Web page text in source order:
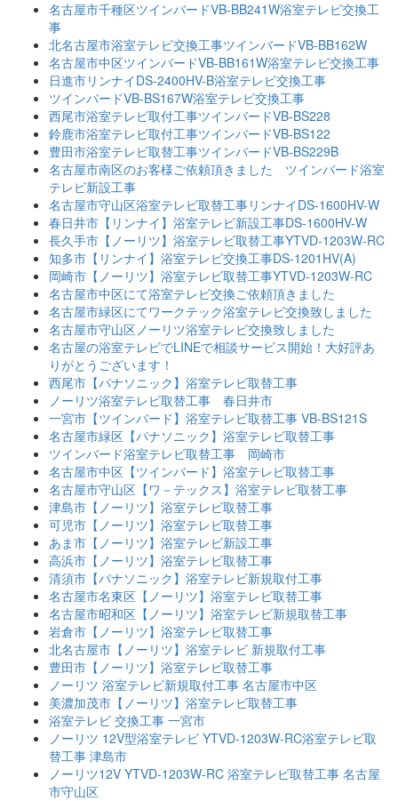
名古屋市千種区ツインバードVB-BB241W浴室テレビ交換工
事
北名古屋市浴室テレビ交換工事ツインバードVB-BB162W
名古屋市中区ツインバードVB-BB161W浴室テレビ交換工事
日進市リンナイDS-2400HV-B浴室テレビ交換工事
ツインバードVB-BS167W浴室テレビ交換工事
西尾市浴室テレビ取付工事ツインバードVB-BS228
鈴鹿市浴室テレビ取付工事ツインバードVB-BS122
豊田市浴室テレビ取替工事ツインバードVB-BS229B
名古屋市南区のお客様ご依頼頂きました ツインバード浴室
テレビ新設工事
名古屋市守山区浴室テレビ取替工事リンナイDS-1600HV-W
春日井市【リンナイ】浴室テレビ新設工事DS-1600HV-W
長久手市【ノーリツ】浴室テレビ取替工事YTVD-1203W-RC
知多市【リンナイ】浴室テレビ交換工事DS-1201HV(A)
岡崎市【ノーリツ】浴室テレビ取替工事YTVD-1203W-RC
名古屋市中区にて浴室テレビ交換ご依頼頂きました
名古屋市緑区にてワークテック浴室テレビ交換致しました
名古屋市守山区ノーリツ浴室テレビ交換致しました
名古屋の浴室テレビでLINEで相談サービス開始！大好評あ
りがとうございます！
西尾市【パナソニック】浴室テレビ取替工事
ノーリツ浴室テレビ取替工事 春日井市
一宮市【ツインバード】浴室テレビ取替工事 VB-BS121S
名古屋市緑区【パナソニック】浴室テレビ取替工事
ツインバード浴室テレビ取替工事 岡崎市
名古屋市中区【ツインバード】浴室テレビ取替工事
名古屋市守山区【ワ－テックス】浴室テレビ取替工事
津島市【ノーリツ】浴室テレビ取替工事
可児市【ノーリツ】浴室テレビ取替工事
あま市【ノーリツ】浴室テレビ新設工事
高浜市【ノーリツ】浴室テレビ取替工事
清須市【パナソニック】浴室テレビ新規取付工事
名古屋市名東区【ノーリツ】浴室テレビ取替工事
名古屋市昭和区【ノーリツ】浴室テレビ新規取替工事
岩倉市【ノーリツ】浴室テレビ取替工事
北名古屋市【ノーリツ】浴室テレビ 新規取付工事
豊田市【ノーリツ】浴室テレビ取替工事
ノーリツ 浴室テレビ新規取付工事 名古屋市中区
美濃加茂市【ノーリツ】浴室テレビ取替工事
浴室テレビ 交換工事 一宮市
ノーリツ 12V型浴室テレビ YTVD-1203W-RC浴室テレビ取
替工事 津島市
ノーリツ12V YTVD-1203W-RC 浴室テレビ取替工事 名古屋
市守山区